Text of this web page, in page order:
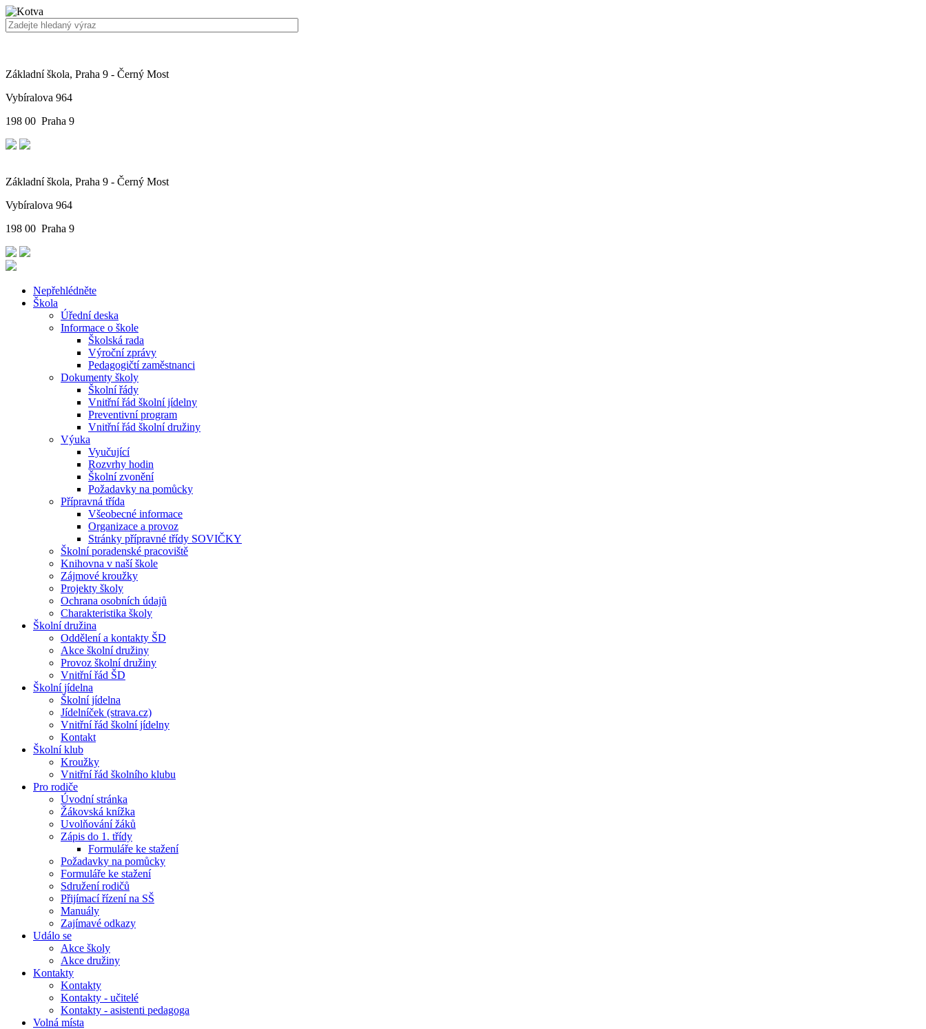
Základní škola, Praha 9 - Černý Most
Vybíralova 964
198 00 Praha 9
Základní škola, Praha 9 - Černý Most
Vybíralova 964
198 00 Praha 9
Nepřehlédněte
Škola
Úřední deska
Informace o škole
Školská rada
Výroční zprávy
Pedagogičtí zaměstnanci
Dokumenty školy
Školní řády
Vnitřní řád školní jídelny
Preventivní program
Vnitřní řád školní družiny
Výuka
Vyučující
Rozvrhy hodin
Školní zvonění
Požadavky na pomůcky
Přípravná třída
Všeobecné informace
Organizace a provoz
Stránky přípravné třídy SOVIČKY
Školní poradenské pracoviště
Knihovna v naší škole
Zájmové kroužky
Projekty školy
Ochrana osobních údajů
Charakteristika školy
Školní družina
Oddělení a kontakty ŠD
Akce školní družiny
Provoz školní družiny
Vnitřní řád ŠD
Školní jídelna
Školní jídelna
Jídelníček (strava.cz)
Vnitřní řád školní jídelny
Kontakt
Školní klub
Kroužky
Vnitřní řád školního klubu
Pro rodiče
Úvodní stránka
Žákovská knížka
Uvolňování žáků
Zápis do 1. třídy
Formuláře ke stažení
Požadavky na pomůcky
Formuláře ke stažení
Sdružení rodičů
Přijímací řízení na SŠ
Manuály
Zajímavé odkazy
Událo se
Akce školy
Akce družiny
Kontakty
Kontakty
Kontakty - učitelé
Kontakty - asistenti pedagoga
Volná místa